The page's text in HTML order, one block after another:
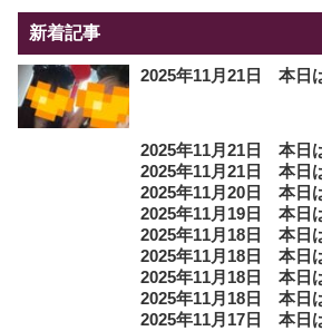
新着記事
2025年11月21日 本日
2025年11月21日 本日
2025年11月21日 本日
2025年11月20日 本日
2025年11月19日 本日
2025年11月18日 本日
2025年11月18日 本日
2025年11月18日 本日
2025年11月18日 本日
2025年11月17日 本日